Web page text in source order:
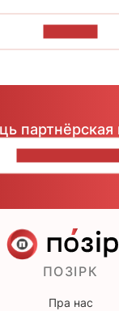
партнёрская
ПОЗІРК
Пра нас